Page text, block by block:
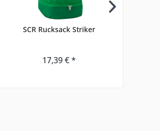
SCR Rucksack Striker
17,39 € *